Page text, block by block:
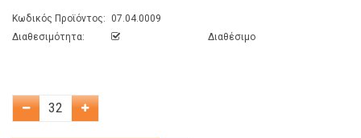
Κωδικός Προϊόντος:
07.04.0009
Διαθεσιμότητα:
Διαθέσιμο